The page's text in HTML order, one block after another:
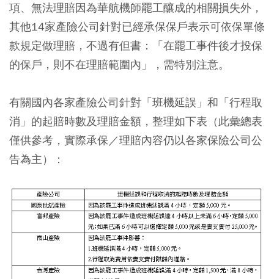
項、無法理賠因為華航機師罷工釀成的相關損失外，
其他14家產險公司針對已經承保保戶表示可依保單條
款規定做理賠，不過有但書：「在罷工事件後才投保
的保戶，則不在理賠範圍內」，需特別注意。
有關國內各家產險公司針對「班機延誤」和「行程取
消」的起賠時數及理賠金額，整理如下表（此彙總表
僅供參考，實際承保／理賠內容仍以各家保險公司公
告為主）：